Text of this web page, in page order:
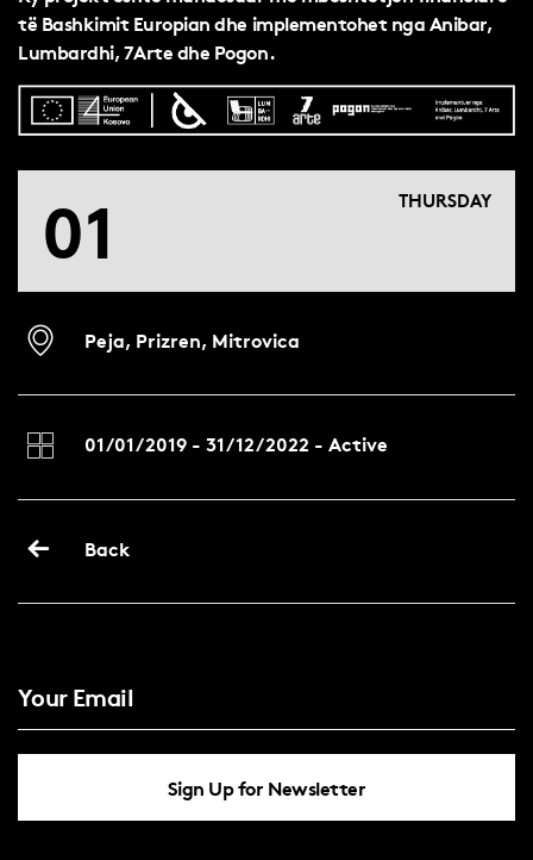
të Bashkimit Europian dhe implementohet nga Anibar,
Lumbardhi, 7Arte dhe Pogon.
01 THURSDAY
Peja, Prizren, Mitrovica
01/01/2019 - 31/12/2022 - Active
Back
Sign Up for Newsletter